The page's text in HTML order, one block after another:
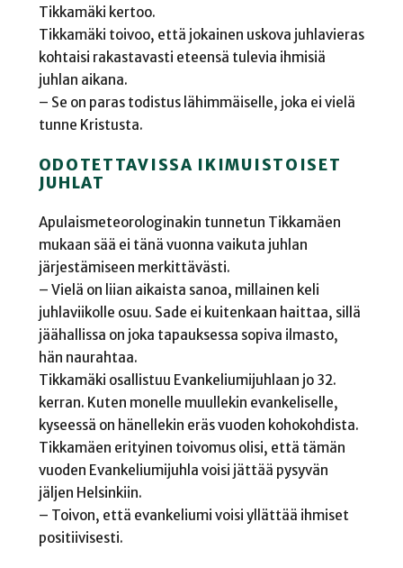
Tikkamäki kertoo.
Tikkamäki toivoo, että jokainen uskova juhlavieras
kohtaisi rakastavasti eteensä tulevia ihmisiä
juhlan aikana.
– Se on paras todistus lähimmäiselle, joka ei vielä
tunne Kristusta.
ODOTETTAVISSA IKIMUISTOISET
JUHLAT
Apulaismeteorologinakin tunnetun Tikkamäen
mukaan sää ei tänä vuonna vaikuta juhlan
järjestämiseen merkittävästi.
– Vielä on liian aikaista sanoa, millainen keli
juhlaviikolle osuu. Sade ei kuitenkaan haittaa, sillä
jäähallissa on joka tapauksessa sopiva ilmasto,
hän naurahtaa.
Tikkamäki osallistuu Evankeliumijuhlaan jo 32.
kerran. Kuten monelle muullekin evankeliselle,
kyseessä on hänellekin eräs vuoden kohokohdista.
Tikkamäen erityinen toivomus olisi, että tämän
vuoden Evankeliumijuhla voisi jättää pysyvän
jäljen Helsinkiin.
– Toivon, että evankeliumi voisi yllättää ihmiset
positiivisesti.